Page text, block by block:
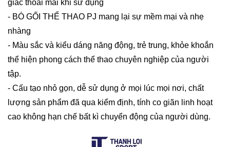
giác thoải mái khi sử dụng
- BÓ GỐI THỂ THAO PJ mang lại sự mềm mại và nhẹ
nhàng
- Màu sắc và kiểu dáng năng động, trẻ trung, khỏe khoắn
thể hiện phong cách thể thao chuyên nghiệp của người
tập.
- Cấu tạo nhỏ gọn, dễ sử dụng ở mọi lúc mọi nơi, chất
lượng sản phẩm đã qua kiểm định, tính co giãn linh hoạt
cao không hạn chế bất kì chuyển động của người dùng.